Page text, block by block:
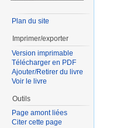
Plan du site
Imprimer/exporter
Version imprimable
Télécharger en PDF
Ajouter/Retirer du livre
Voir le livre
Outils
Page amont liées
Citer cette page